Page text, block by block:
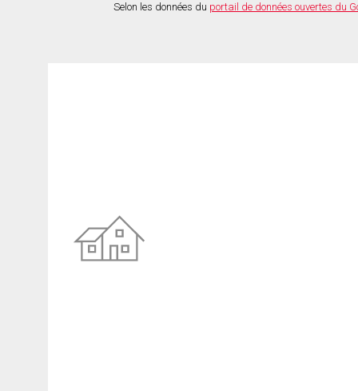
Selon les données du portail de données ouvertes du